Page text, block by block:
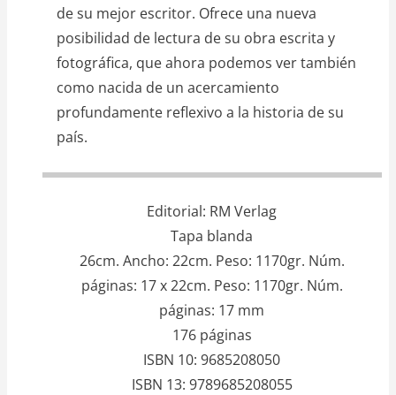
de su mejor escritor. Ofrece una nueva
posibilidad de lectura de su obra escrita y
fotográfica, que ahora podemos ver también
como nacida de un acercamiento
profundamente reflexivo a la historia de su
país.
Editorial RM Verlag
Tapa blanda
26cm. Ancho: 22cm. Peso: 1170gr. Núm.
páginas: 17 x 22cm. Peso: 1170gr. Núm.
páginas: 17 mm
176 páginas
ISBN 10 9685208050
ISBN 13 9789685208055